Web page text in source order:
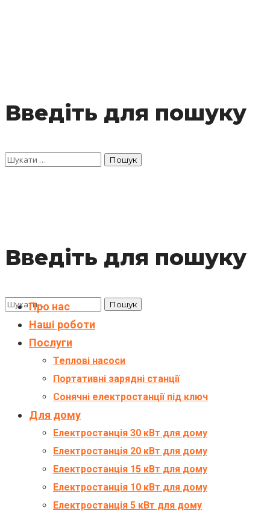
Введіть для пошуку
Введіть для пошуку
Про нас
Наші роботи
Послуги
Теплові насоси
Портативні зарядні станції
Сонячні електростанції під ключ
Для дому
Електростанція 30 кВт для дому
Електростанція 20 кВт для дому
Електростанція 15 кВт для дому
Електростанція 10 кВт для дому
Електростанція 5 кВт для дому